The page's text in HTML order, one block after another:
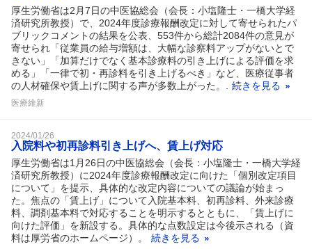
厚生労働省は2月7日の中医協総会（会長：小塩隆士・一橋大学経
済研究所教授）で、2024年度診療報酬改定に対して寄せられたパ
ブリックコメントの結果を公表、553件から総計2084件の意見が
寄せられ「従業員の給与増額は、大幅な診察料アップがないとで
きない」「加算だけでなく基本診療料の引き上げによる評価を求
める」「一律で初・再診料を引き上げるべき」など、医療従事者
の人材確保や賃上げに関する声が多数上がった。.
続きを見る
医療維新
2024/01/26
入院料や初再診料引き上げへ、賃上げ対応
厚生労働省は1月26日の中医協総会（会長：小塩隆士・一橋大学経
済研究所教授）に2024年度診療報酬改定に向けた「個別改定項目
について」を提示、具体的な改定内容についての議論が始まっ
た。焦点の「賃上げ」について入院基本料、初再診料、外来診療
料、調剤基本料で対応することを明示するとともに、「賃上げに
向けた評価」を新設する。具体的な点数設定は今後示される（資
料は厚労省のホームページ）。
続きを見る